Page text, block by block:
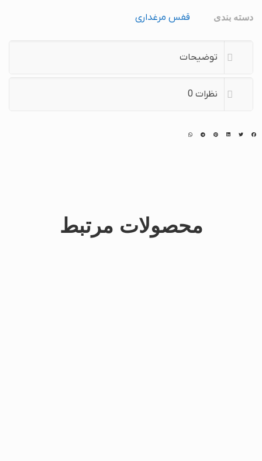
دسته بندی قفس مرغداری
توضیحات
نظرات 0
محصولات مرتبط